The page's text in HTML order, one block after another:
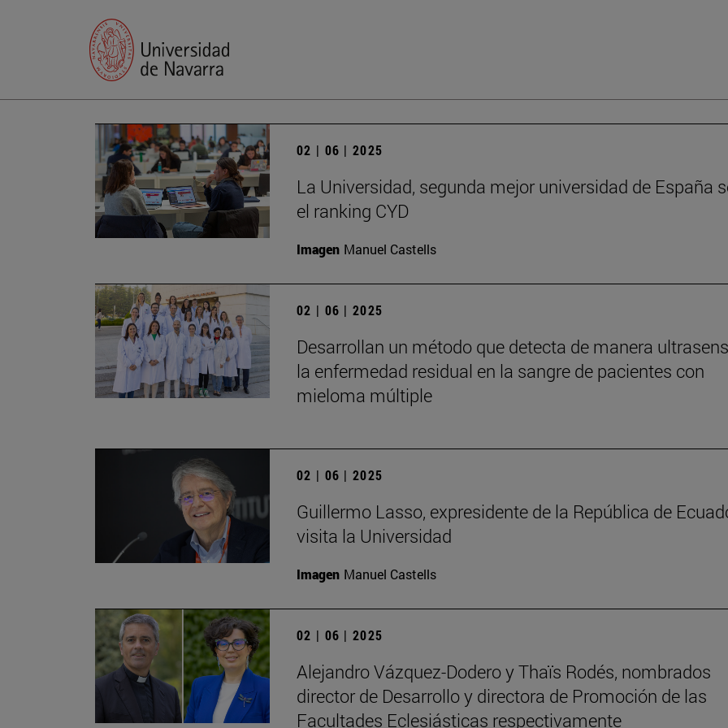
02 | 06 | 2025
La Universidad, segunda mejor universidad de España
el ranking CYD
Imagen Manuel Castells
02 | 06 | 2025
Desarrollan un método que detecta de manera
la enfermedad residual en la sangre de pacientes con
mieloma múltiple
02 | 06 | 2025
Guillermo Lasso, expresidente de la República de
visita la Universidad
Imagen Manuel Castells
02 | 06 | 2025
Alejandro Vázquez-Dodero y Thaïs Rodés, nombrados
director de Desarrollo y directora de Promoción de las
Facultades Eclesiásticas respectivamente